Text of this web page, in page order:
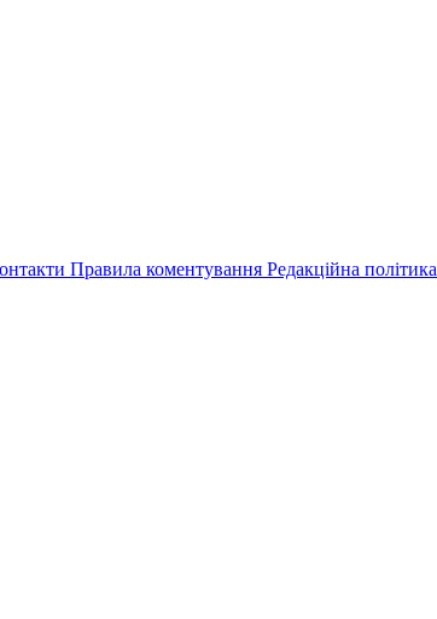
Правила коментування Редакційна політика